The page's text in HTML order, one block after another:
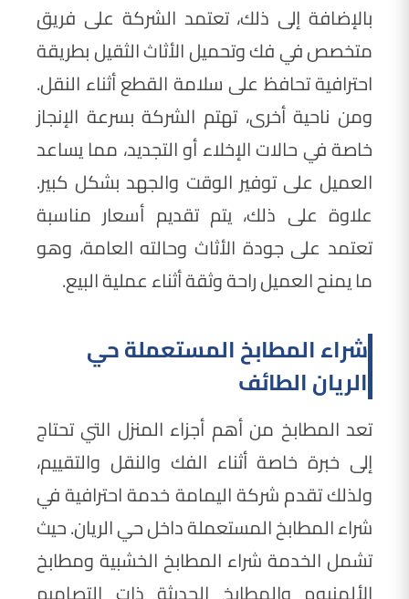
بالإضافة إلى ذلك، تعتمد الشركة على فريق
متخصص في فك وتحميل الأثاث الثقيل بطريقة
احترافية تحافظ على سلامة القطع أثناء النقل.
ومن ناحية أخرى، تهتم الشركة بسرعة الإنجاز
خاصة في حالات الإخلاء أو التجديد، مما يساعد
العميل على توفير الوقت والجهد بشكل كبير.
علاوة على ذلك، يتم تقديم أسعار مناسبة
تعتمد على جودة الأثاث وحالته العامة، وهو
ما يمنح العميل راحة وثقة أثناء عملية البيع.
شراء المطابخ المستعملة حي
الريان الطائف
تعد المطابخ من أهم أجزاء المنزل التي تحتاج
إلى خبرة خاصة أثناء الفك والنقل والتقييم،
ولذلك تقدم شركة اليمامة خدمة احترافية في
شراء المطابخ المستعملة داخل حي الريان. حيث
تشمل الخدمة شراء المطابخ الخشبية ومطابخ